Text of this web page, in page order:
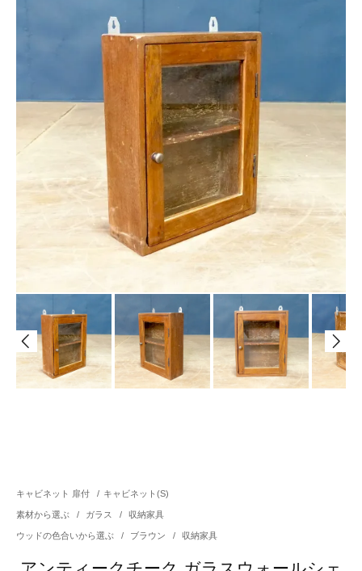
キャビネット 扉付 / キャビネット(S)
素材から選ぶ / ガラス / 収納家具
ウッドの色合いから選ぶ / ブラウン / 収納家具